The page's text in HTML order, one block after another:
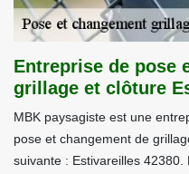
Entreprise de pose
grillage et clôture
MBK paysagiste est une
pose et changement de
suivante : Estivareilles